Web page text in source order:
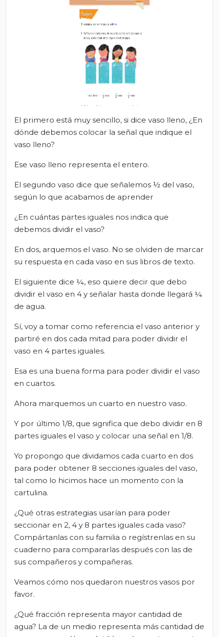
El primero está muy sencillo, si dice vaso lleno, ¿En
dónde debemos colocar la señal que indique el
vaso lleno?
Ese vaso lleno representa el entero.
El segundo vaso dice que señalemos ½ del vaso,
según lo que acabamos de aprender
¿En cuántas partes iguales nos indica que
debemos dividir el vaso?
En dos, arquemos el vaso. No se olviden de marcar
su respuesta en cada vaso en sus libros de texto.
El siguiente dice ¼, eso quiere decir que debo
dividir el vaso en 4 y señalar hasta donde llegará ¼
de agua.
Sí, voy a tomar como referencia el vaso anterior y
partiré en dos cada mitad para poder dividir el
vaso en 4 partes iguales.
Esa es una buena forma para poder dividir el vaso
en cuartos.
Ahora marquemos un cuarto en nuestro vaso.
Y por último 1/8, que significa que debo dividir en 8
partes iguales el vaso y colocar una señal en 1/8.
Yo propongo que dividamos cada cuarto en dos
para poder obtener 8 secciones iguales del vaso,
tal como lo hicimos hace un momento con la
cartulina.
¿Qué otras estrategias usarían para poder
seccionar en 2, 4 y 8 partes iguales cada vaso?
Compártanlas con su familia o regístrenlas en su
cuaderno para compararlas después con las de
sus compañeros y compañeras.
Veamos cómo nos quedaron nuestros vasos por
favor.
¿Qué fracción representa mayor cantidad de
agua? La de un medio representa más cantidad de